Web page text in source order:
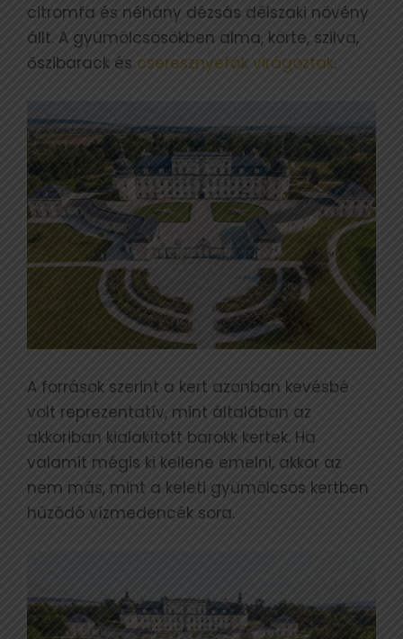
citromfa és néhány dézsás délszaki növény
állt. A gyümölcsösökben alma, körte, szilva,
őszibarack és cseresznyefák virágoztak.
A források szerint a kert azonban kevésbé
volt reprezentatív, mint általában az
akkoriban kialakított barokk kertek. Ha
valamit mégis ki kellene emelni, akkor az
nem más, mint a keleti gyümölcsös kertben
húzódó vízmedencék sora.